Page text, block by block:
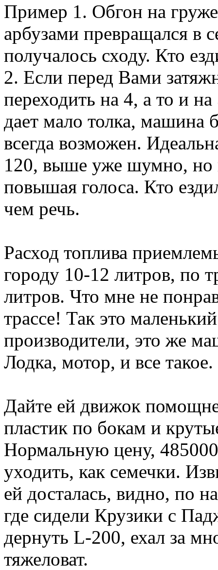
Пример 1. Обгон на
арбузами превращался в
получалось сходу. Кто
2. Если перед Вами
переходить на 4, а то и
дает мало толка, машина
всегда возможен.
120, выше уже шумно, но
повышая голоса. Кто
чем речь.
Расход топлива
городу 10-12 литров, по
литров. Что мне не
трассе! Так это
производители, это же
Лодка, мотор, и все
Дайте ей движок
пластик по бокам и
Нормальную цену,
уходить, как семечки.
ей досталась, видно, по
где сидели Крузики с
дернуть L-200, ехал за
тяжеловат.